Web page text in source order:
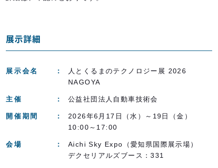
展示詳細
展示会名
人とくるまのテクノロジー展 2026
NAGOYA
主催 公益社団法人自動車技術会
開催期間
2026年6月17日（水）～19日（金）
10:00～17:00
会場
Aichi Sky Expo（愛知県国際展示場）
デクセリアルズブース：331